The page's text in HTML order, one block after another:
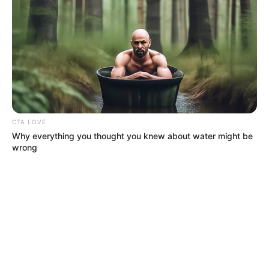
CTA LOVE
Why everything you thought you knew about water might be
wrong